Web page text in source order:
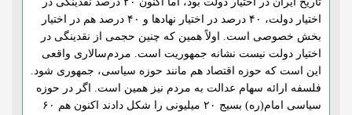
اختیار دولت، ۴۰ درصد در اختیار نهادها و ۴۰ درصد هم در اختیار
بخش خصوصی است. اولاً همین که چنین حجمی از نقدینگی در
اختیار دولت نیست نشانه جمهوریت است. مردم‌سالاری واقعی
این است که حوزه اقتصاد هم مانند حوزه سیاسی، جمهوری شود.
فلسفه ارائه سهام عدالت به مردم نیز همین است. اگر در حوزه
سیاسی امام(ره) بسیج ۲۰ میلیونی را شکل دادند اکنون هم ۶۰